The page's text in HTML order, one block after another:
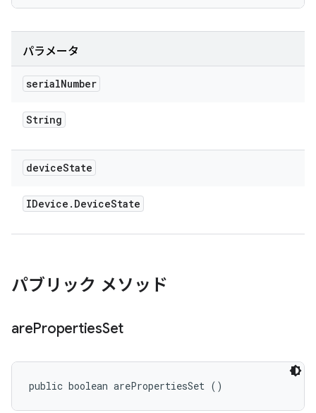
パラメータ
serialNumber
String
deviceState
IDevice . DeviceState
パブリック メソッド
arePropertiesSet
public boolean arePropertiesSet ()